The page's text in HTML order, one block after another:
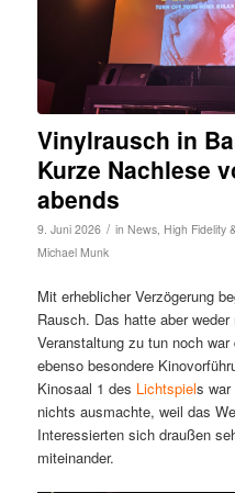
Vinylrausch in
Kurze Nachlese
abends
9. Juni 2026 / in News, High Fidelity
Michael Munk
Mit erheblicher Verzögerung
Rausch. Das hatte aber
Veranstaltung zu tun noch
ebenso besondere
Kinosaal 1 des Lichtspiels war
nichts ausmachte, weil das
Interessierten sich draußen
miteinander.